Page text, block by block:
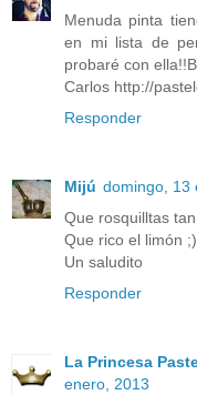
Menuda pinta
en mi lista de
probaré con
Carlos http://
Responder
Mijú domingo, 13
Que rosquilltas
Que rico el limón ;)
Un saludito
Responder
La Princesa
enero, 2013